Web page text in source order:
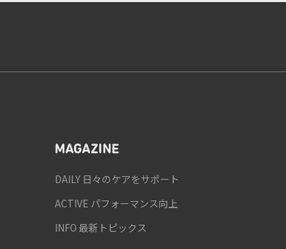
MAGAZINE
DAILY 日々のケアをサポート
ACTIVE パフォーマンス向上
INFO 最新トピックス